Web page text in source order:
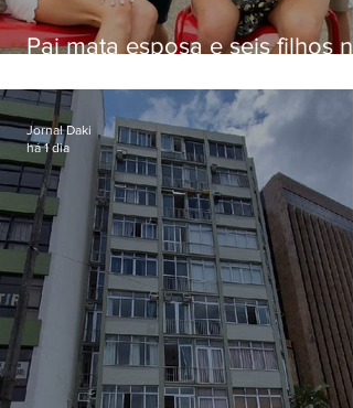
Pai mata esposa e seis filhos
Jornal Daki
há 1 dia